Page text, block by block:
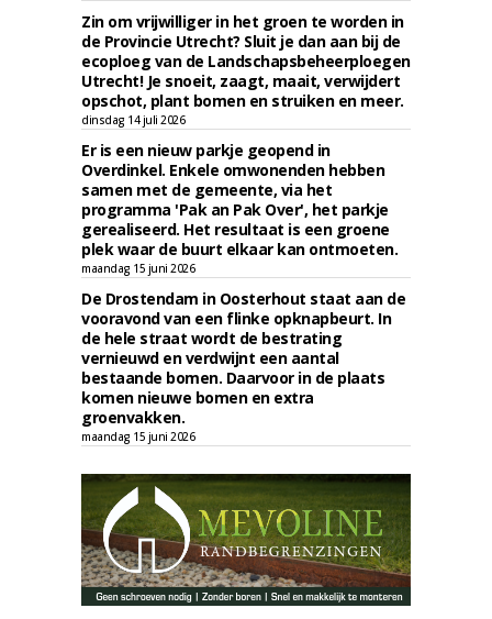
Zin om vrijwilliger in het groen te worden in
de Provincie Utrecht? Sluit je dan aan bij de
ecoploeg van de Landschapsbeheerploegen
Utrecht! Je snoeit, zaagt, maait, verwijdert
opschot, plant bomen en struiken en meer.
dinsdag 14 juli 2026
Er is een nieuw parkje geopend in
Overdinkel. Enkele omwonenden hebben
samen met de gemeente, via het
programma 'Pak an Pak Over', het parkje
gerealiseerd. Het resultaat is een groene
plek waar de buurt elkaar kan ontmoeten.
maandag 15 juni 2026
De Drostendam in Oosterhout staat aan de
vooravond van een flinke opknapbeurt. In
de hele straat wordt de bestrating
vernieuwd en verdwijnt een aantal
bestaande bomen. Daarvoor in de plaats
komen nieuwe bomen en extra
groenvakken.
maandag 15 juni 2026